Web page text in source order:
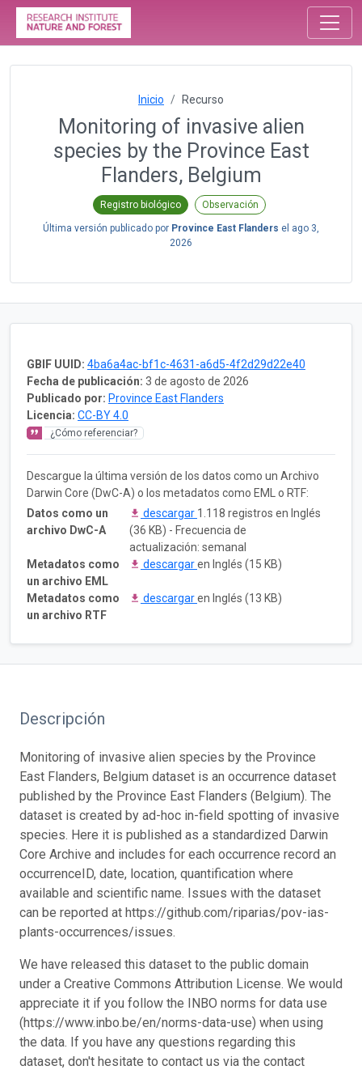
Inicio Recurso
Monitoring of invasive alien
species by the Province East
Flanders, Belgium
Registro biológico Observación
Última versión publicado por Province East Flanders el ago 3,
2026
GBIF UUID: 4ba6a4ac-bf1c-4631-a6d5-4f2d29d22e40
Fecha de publicación: 3 de agosto de 2026
Publicado por: Province East Flanders
Licencia: CC-BY 4.0
¿Cómo referenciar?
Descargue la última versión de los datos como un Archivo
Darwin Core (DwC-A) o los metadatos como EML o RTF:
Datos como un
archivo DwC-A
descargar 1.118 registros en Inglés
(36 KB) - Frecuencia de
actualización: semanal
Metadatos como
un archivo EML
descargaren Inglés (15 KB)
Metadatos como
un archivo RTF
descargaren Inglés (13 KB)
Descripción
Monitoring of invasive alien species by the Province
East Flanders, Belgium dataset is an occurrence dataset
published by the Province East Flanders (Belgium). The
dataset is created by ad-hoc in-field spotting of invasive
species. Here it is published as a standardized Darwin
Core Archive and includes for each occurrence record an
occurrenceID, date, location, quantification where
available and scientific name. Issues with the dataset
can be reported at https://github.com/riparias/pov-ias-
plants-occurrences/issues.
We have released this dataset to the public domain
under a Creative Commons Attribution License. We would
appreciate it if you follow the INBO norms for data use
(https://www.inbo.be/en/norms-data-use) when using
the data. If you have any questions regarding this
dataset, don't hesitate to contact us via the contact